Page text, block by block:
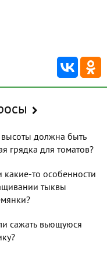
должна быть
грядка для томатов?
какие-то особенности
тыквы
сажать вьющуюся